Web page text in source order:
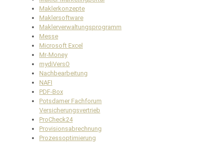
Maklerkonzepte
Maklersoftware
Maklerverwaltungsprogramm
Messe
Microsoft Excel
Mr-Money
mydiVersO
Nachbearbeitung
NAFI
PDF-Box
Potsdamer Fachforum
Versicherungsvertrieb
ProCheck24
Provisionsabrechnung
Prozessoptimierung